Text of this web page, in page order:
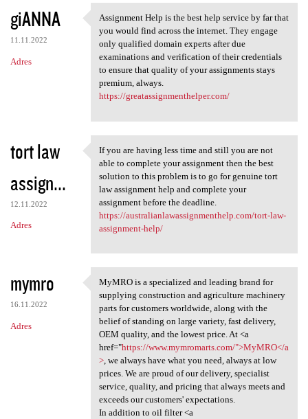
giANNA
11.11.2022
Adres
Assignment Help is the best
Assignment Help is the best help service by far that
you would find across the internet. They engage
only qualified domain experts after due
examinations and verification of their credentials
to ensure that quality of your assignments stays
premium, always.
https://greatassignmenthelper.com/
tort law
assign...
12.11.2022
Adres
If you are having less time
If you are having less time and still you are not
able to complete your assignment then the best
solution to this problem is to go for genuine tort
law assignment help and complete your
assignment before the deadline.
https://australianlawassignmenthelp.com/tort-law-
assignment-help/
mymro
16.11.2022
Adres
MyMRO is a specialized and
MyMRO is a specialized and leading brand for
supplying construction and agriculture machinery
parts for customers worldwide, along with the
belief of standing on large variety, fast delivery,
OEM quality, and the lowest price. At <a
href="https://www.mymromarts.com/">MyMRO</a
>, we always have what you need, always at low
prices. We are proud of our delivery, specialist
service, quality, and pricing that always meets and
exceeds our customers' expectations.
In addition to oil filter <a